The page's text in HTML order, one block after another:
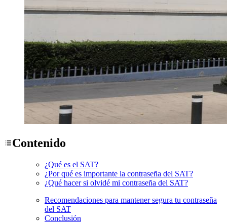
Contenido
¿Qué es el SAT?
¿Por qué es importante la contraseña del SAT?
¿Qué hacer si olvidé mi contraseña del SAT?
Recomendaciones para mantener segura tu contraseña
del SAT
Conclusión